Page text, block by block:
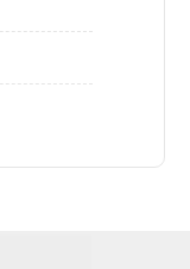
e
m